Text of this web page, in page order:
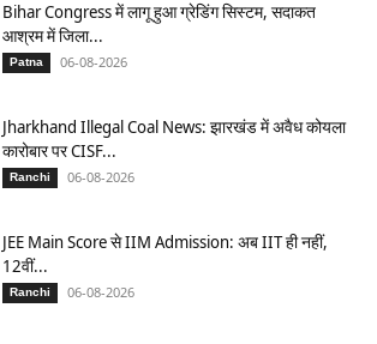
Bihar Congress में लागू हुआ ग्रेडिंग सिस्टम, सदाकत
आश्रम में जिला...
Patna 06-08-2026
Jharkhand Illegal Coal News: झारखंड में अवैध कोयला
कारोबार पर CISF...
Ranchi 06-08-2026
JEE Main Score से IIM Admission: अब IIT ही नहीं,
12वीं...
Ranchi 06-08-2026